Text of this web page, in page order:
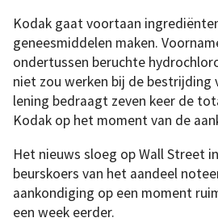
Kodak gaat voortaan
geneesmiddelen maken.
ondertussen beruchte
niet zou werken bij de bestrijding
lening bedraagt zeven keer de
Kodak op het moment van de
Het nieuws sloeg op Wall Street
beurskoers van het aandeel
aankondiging op een moment
een week eerder.